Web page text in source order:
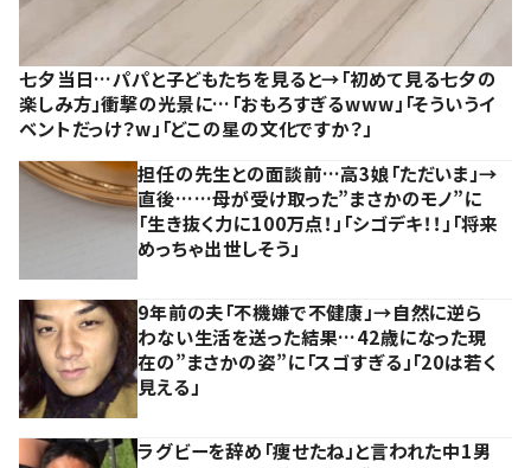
七夕当日…パパと子どもたちを見ると→「初めて見る七夕の
楽しみ方」衝撃の光景に…「おもろすぎるwww」「そういうイ
ベントだっけ？w」「どこの星の文化ですか？」
担任の先生との面談前…高3娘「ただいま」→
直後……母が受け取った”まさかのモノ”に
「生き抜く力に100万点！」「シゴデキ！！」「将来
めっちゃ出世しそう」
9年前の夫「不機嫌で不健康」→自然に逆ら
わない生活を送った結果…42歳になった現
在の”まさかの姿”に「スゴすぎる」「20は若く
見える」
ラグビーを辞め「痩せたね」と言われた中1男